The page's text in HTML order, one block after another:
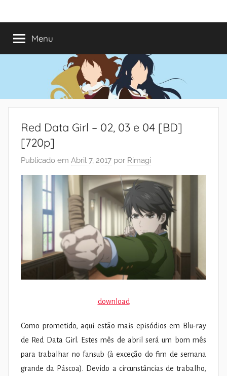
paraMundo
do
Shoujo
anos
a
romances
Menu
Red Data Girl – 02, 03 e 04 [BD]
[720p]
Publicado em Abril 7, 2017 por Rimagi
download
Como prometido, aqui estão mais episódios em Blu-ray
de Red Data Girl. Estes mês de abril será um bom mês
para trabalhar no fansub (à exceção do fim de semana
grande da Páscoa). Devido a circunstâncias de trabalho,